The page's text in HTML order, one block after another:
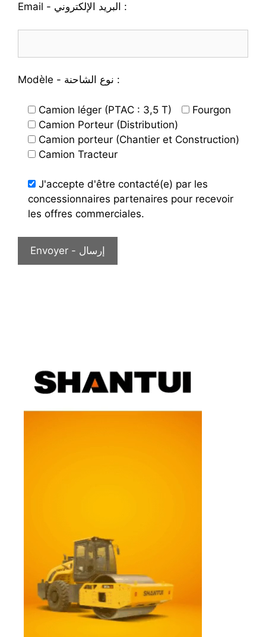
Email - البريد الإلكتروني :
Modèle - نوع الشاحنة :
Camion léger (PTAC : 3,5 T)
Fourgon
Camion Porteur (Distribution)
Camion porteur (Chantier et Construction)
Camion Tracteur
J'accepte d'être contacté(e) par les
concessionnaires partenaires pour recevoir
les offres commerciales.